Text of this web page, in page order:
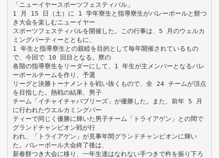
「ニューイヤースポーツフェスティバル」
1 月 15 日（土）に 1 学年寮生と指導寮生がバレーボールと餅つ
き大会を楽しむニューイヤー
スポーツフェスティバルを開催した。この行事は、5 月のウェルカ
ミングパーティーとともに、
1 年生と指導寮生との親睦を目的として毎年開催されているもの
で、今回で 10 回目となる。寮の
各階の指導寮生をリーダーにして、1 年生が主メンバーとなるバレ
ーボールチームを作り、予選
リーグと決勝トーナメントを戦い抜くもので、全 24 チームが頂点
を目指した。熱戦の結果、男子
チーム「イチャイチャパブリーズ」が優勝した。また、前年 5 月
に行われたウエルカミングパー
ティーで同じく優勝に輝いた男子チーム「トライアゲン」との間で
グランドチャンピオン戦が行
われ、「トライアゲン」が見事年間グランドチャンピオンに輝い
た。バレーボール大会終了後は、
新春餅つき大会に移り、一年生達はなれない手つきで杵を振り下ろ